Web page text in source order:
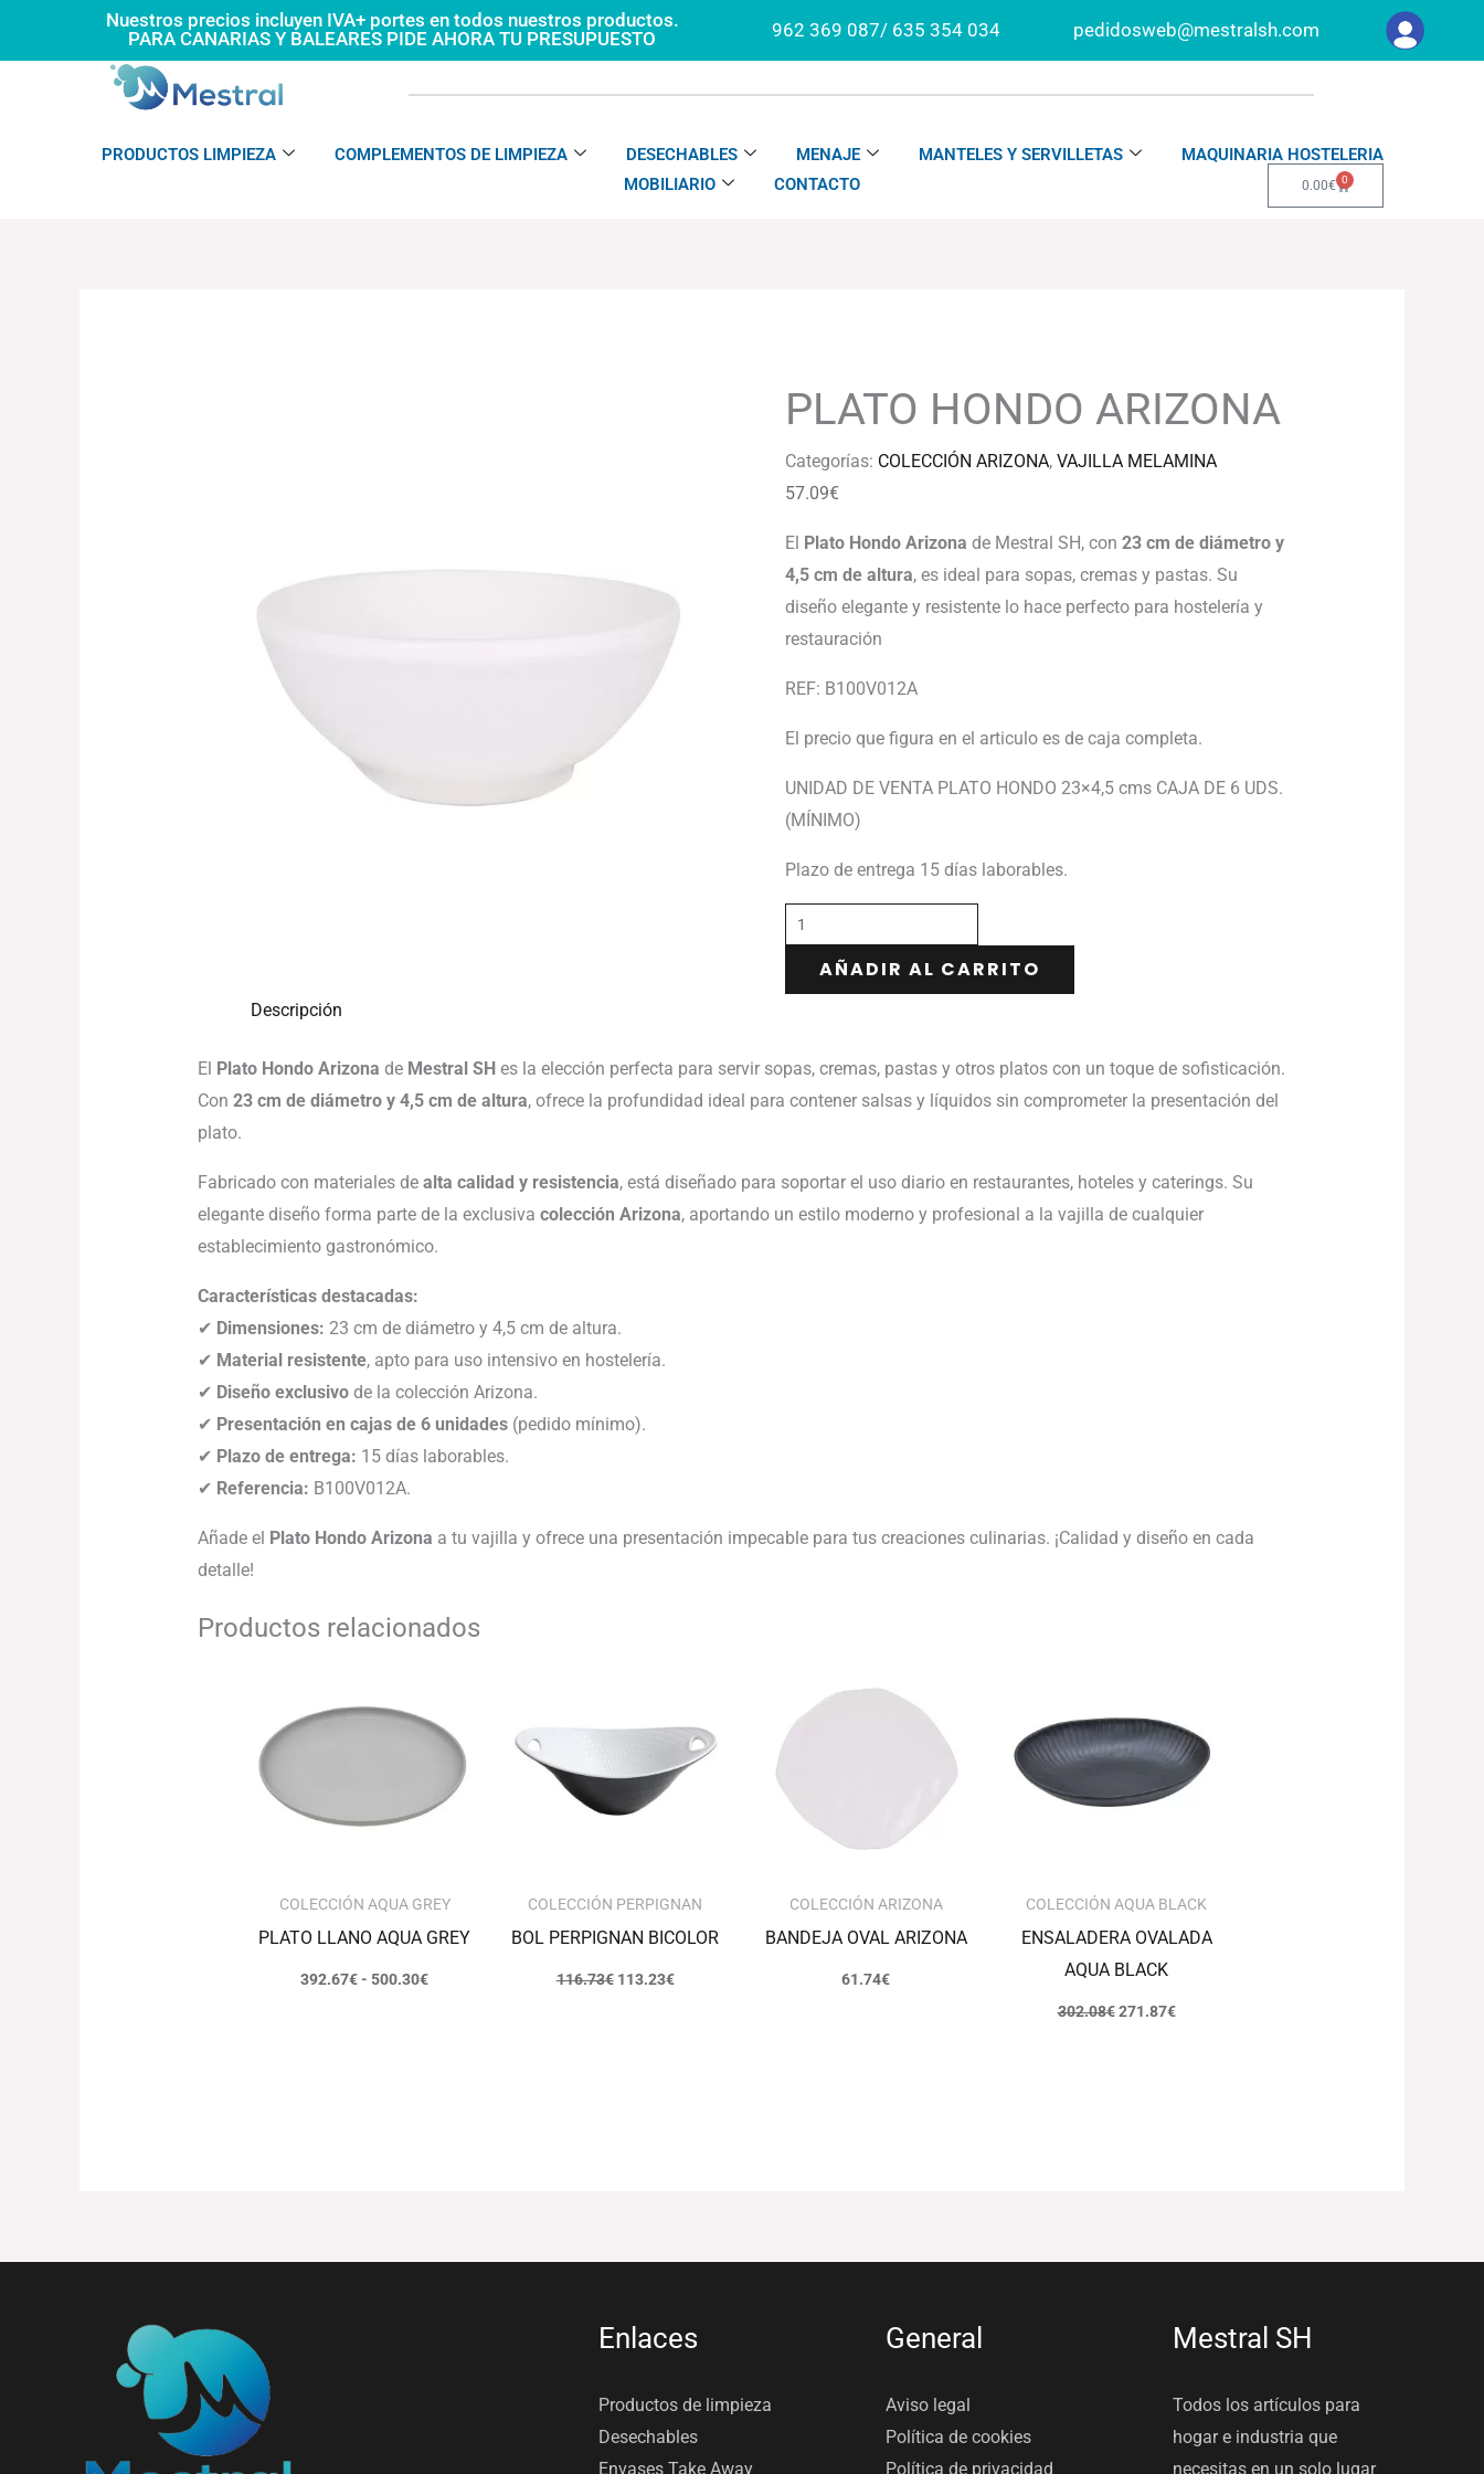
Nuestros precios incluyen IVA+ portes en todos nuestros productos.
PARA CANARIAS Y BALEARES PIDE AHORA TU PRESUPUESTO
962 369 087/ 635 354 034 pedidosweb@mestralsh.com
PRODUCTOS LIMPIEZA COMPLEMENTOS DE LIMPIEZA DESECHABLES MENAJE MANTELES Y SERVILLETAS
MAQUINARIA HOSTELERIA
MOBILIARIO
CONTACTO 0.00€ 0
Carrito
PLATO HONDO ARIZONA
Categorías: COLECCIÓN ARIZONA,VAJILLA MELAMINA
57.09€
El Plato Hondo Arizona de Mestral SH, con23 cm de diámetro y
4,5 cm de altura, es ideal para sopas, cremas y pastas. Su
diseño elegante y resistente lo hace perfecto para hostelería y
restauración
REF: B100V012A
El precio que figura en el articulo es de caja completa.
UNIDAD DE VENTA PLATO HONDO 23×4,5 cms CAJA DE 6 UDS.
(MÍNIMO)
Plazo de entrega 15 días laborables.
cantidad
AÑADIR AL CARRITO
Descripción
El Plato Hondo Arizona de Mestral SH es la elección perfecta para servir sopas, cremas, pastas y otros platos con un toque de sofisticación.
Con 23 cm de diámetro y 4,5 cm de altura, ofrece la profundidad ideal para contener salsas y líquidos sin comprometer la presentación del
plato.
Fabricado con materiales de alta calidad y resistencia, está diseñado para soportar el uso diario en restaurantes, hoteles y caterings. Su
elegante diseño forma parte de la exclusiva colección Arizona, aportando un estilo moderno y profesional a la vajilla de cualquier
establecimiento gastronómico.
Características destacadas:
✔ Dimensiones: 23 cm de diámetro y 4,5 cm de altura.
✔ Material resistente, apto para uso intensivo en hostelería.
✔ Diseño exclusivode la colección Arizona.
✔ Presentación en cajas de 6 unidades(pedido mínimo).
✔ Plazo de entrega: 15 días laborables.
✔ Referencia: B100V012A.
Añade el Plato Hondo Arizona a tu vajilla y ofrece una presentación impecable para tus creaciones culinarias. ¡Calidad y diseño en cada
detalle!
Productos relacionados
COLECCIÓN AQUA GREY
PLATO LLANO AQUA GREY
392.67€- 500.30€
desde
392.67€
hasta
500.30€
COLECCIÓN PERPIGNAN
BOL PERPIGNAN BICOLOR
116.73€ 113.23€
113.23€.
COLECCIÓN ARIZONA
BANDEJA OVAL ARIZONA
61.74€
COLECCIÓN AQUA BLACK
ENSALADERA OVALADA
AQUA BLACK
302.08€
era:
302.08€.
271.87€
es:
271.87€.
Enlaces
Productos de limpieza
Desechables
Envases Take Away
General
Aviso legal
Política de cookies
Política de privacidad
Mestral SH
Todos los artículos para
hogar e industria que
necesitas en un solo lugar